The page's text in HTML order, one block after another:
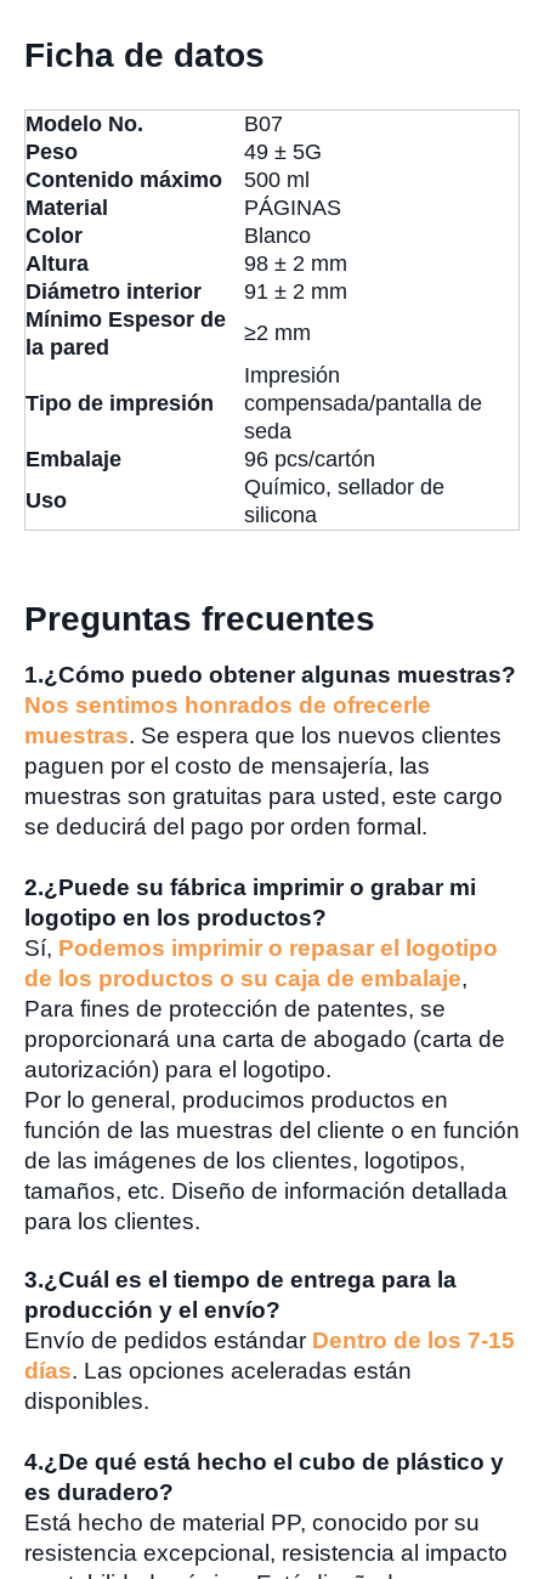
Ficha de datos
Modelo No.
B07
Peso
49 ± 5G
Contenido máximo
500 ml
Material
PÁGINAS
Color
Blanco
Altura
98 ± 2 mm
Diámetro interior
91 ± 2 mm
Mínimo Espesor de
la pared
≥2 mm
Tipo de impresión
Impresión
compensada/pantalla de
seda
Embalaje
96 pcs/cartón
Uso
Químico, sellador de
silicona
Preguntas frecuentes
1.¿Cómo puedo obtener algunas muestras?
Nos sentimos honrados de ofrecerle
muestras. Se espera que los nuevos clientes
paguen por el costo de mensajería, las
muestras son gratuitas para usted, este cargo
se deducirá del pago por orden formal.
2.¿Puede su fábrica imprimir o grabar mi
logotipo en los productos?
Sí, Podemos imprimir o repasar el logotipo
de los productos o su caja de embalaje,
Para fines de protección de patentes, se
proporcionará una carta de abogado (carta de
autorización) para el logotipo.
Por lo general, producimos productos en
función de las muestras del cliente o en función
de las imágenes de los clientes, logotipos,
tamaños, etc. Diseño de información detallada
para los clientes.
3.¿Cuál es el tiempo de entrega para la
producción y el envío?
Envío de pedidos estándar Dentro de los 7-15
días. Las opciones aceleradas están
disponibles.
4.¿De qué está hecho el cubo de plástico y
es duradero?
Está hecho de material PP, conocido por su
resistencia excepcional, resistencia al impacto